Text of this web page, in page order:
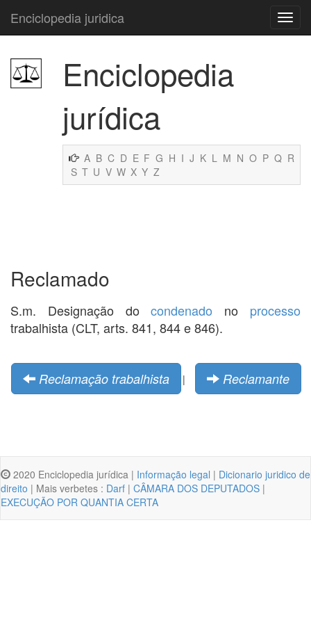
Enciclopedia juridica
Enciclopedia
jurídica
A B C D E F G H I J K L M N O P Q R
S T U V W X Y Z
Reclamado
S.m. Designação docondenado no processo
trabalhista (CLT, arts. 841, 844 e 846).
Reclamação trabalhista | Reclamante
2020 Enciclopedia jurídica | Informação legal | Dicionario juridico de
direito | Mais verbetes : Darf | CÂMARA DOS DEPUTADOS |
EXECUÇÃO POR QUANTIA CERTA